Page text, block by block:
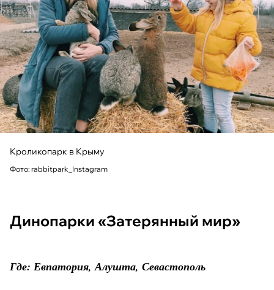
Кроликопарк в Крыму
Фото: rabbitpark_Instagram
Динопарки «Затерянный мир»
Где: Евпатория, Алушта, Севастополь